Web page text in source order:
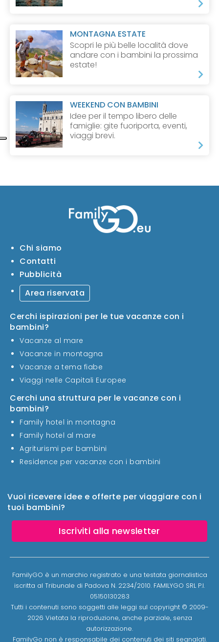
MONTAGNA ESTATE
Scopri le più belle località dove
andare con i bambini la prossima
estate!
WEEKEND CON BAMBINI
Idee per il tempo libero delle
famiglie: gite fuoriporta, eventi,
viaggi brevi.
Vuoi ricevere idee e offerte per viaggiare con i
tuoi bambini?
Iscriviti alla newsletter
Chi siamo
Contatti
Pubblicità
Area riservata
Cerchi ispirazioni per le tue vacanze con i
bambini?
Vacanze al mare
Vacanze in montagna
Vacanze a tema fiabe
Viaggi nelle Capitali Europee
Cerchi una struttura per le vacanze con i
bambini?
Family hotel in montagna
Family hotel al mare
Agriturismi per bambini
Residence per vacanze con i bambini
FamilyGO è un marchio registrato e una testata giornalistica
iscritta al Tribunale di Padova N. 2234/2010. FAMILYGO SRL P.I.
05150130283
Tutti i contenuti sono soggetti alle leggi sul copyright © 2009-
2026 Vietata la riproduzione, anche parziale, senza
autorizzazione.
FamilyGo non è responsabile dei contenuti dei siti segnalati.